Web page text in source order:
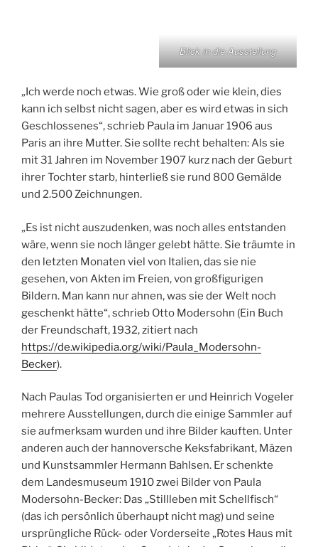
Blick in die Ausstellung
„Ich werde noch etwas. Wie groß oder wie klein, dies
kann ich selbst nicht sagen, aber es wird etwas in sich
Geschlossenes“, schrieb Paula im Januar 1906 aus
Paris an ihre Mutter. Sie sollte recht behalten: Als sie
mit 31 Jahren im November 1907 kurz nach der Geburt
ihrer Tochter starb, hinterließ sie rund 800 Gemälde
und 2.500 Zeichnungen.
„Es ist nicht auszudenken, was noch alles entstanden
wäre, wenn sie noch länger gelebt hätte. Sie träumte in
den letzten Monaten viel von Italien, das sie nie
gesehen, von Akten im Freien, von großfigurigen
Bildern. Man kann nur ahnen, was sie der Welt noch
geschenkt hätte“, schrieb Otto Modersohn (Ein Buch
der Freundschaft, 1932, zitiert nach
https://de.wikipedia.org/wiki/Paula_Modersohn-
Becker).
Nach Paulas Tod organisierten er und Heinrich Vogeler
mehrere Ausstellungen, durch die einige Sammler auf
sie aufmerksam wurden und ihre Bilder kauften. Unter
anderen auch der hannoversche Keksfabrikant, Mäzen
und Kunstsammler Hermann Bahlsen. Er schenkte
dem Landesmuseum 1910 zwei Bilder von Paula
Modersohn-Becker: Das „Stillleben mit Schellfisch“
(das ich persönlich überhaupt nicht mag) und seine
ursprüngliche Rück- oder Vorderseite „Rotes Haus mit